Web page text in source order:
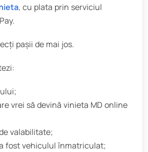
, cu plata prin serviciul
pașii de mai jos.
vrei să devină vinieta MD online
valabilitate;
fost vehiculul înmatriculat;